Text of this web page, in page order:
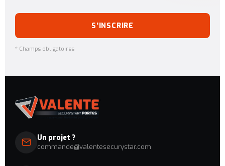
S'INSCRIRE
* Champs obligatoires
Un projet ?
commande@valentesecurystar.com